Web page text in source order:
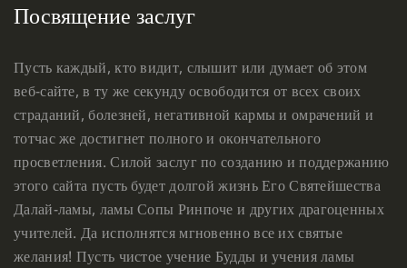
Посвящение заслуг
Пусть каждый, кто видит, слышит или думает об этом
веб-сайте, в ту же секунду освободится от всех своих
страданий, болезней, негативной кармы и омрачений и
тотчас же достигнет полного и окончательного
просветления. Силой заслуг по созданию и поддержанию
этого сайта пусть будет долгой жизнь Его Святейшества
Далай-ламы, ламы Сопы Ринпоче и других драгоценных
учителей. Да исполнятся мгновенно все их святые
желания! Пусть чистое учение Будды и учения ламы